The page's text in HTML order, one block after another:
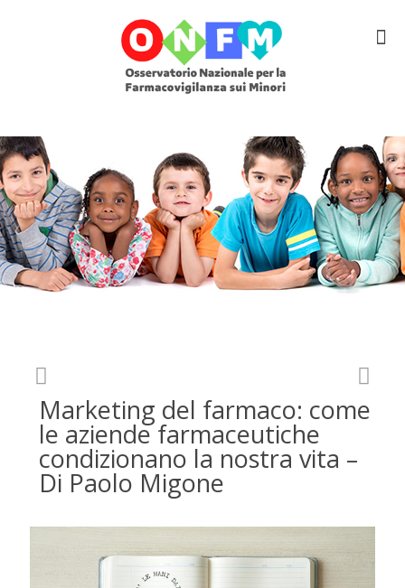
Marketing del farmaco: come
le aziende farmaceutiche
condizionano la nostra vita –
Di Paolo Migone